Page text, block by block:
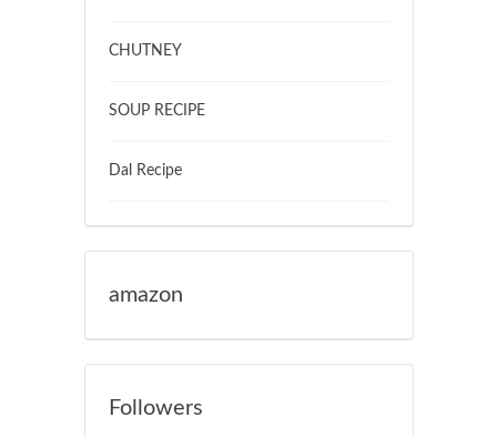
CHUTNEY
SOUP RECIPE
Dal Recipe
amazon
Followers